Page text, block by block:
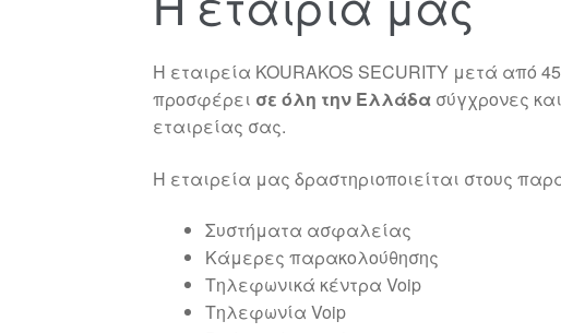
Η εταιρεία KOURAKOS SECURITY μετά από
προσφέρει σε όλη την Ελλάδα σύγχρονες
εταιρείας σας.
Η εταιρεία μας δραστηριοποιείται στους
Συστήματα ασφαλείας
Κάμερες παρακολούθησης
Τηλεφωνικά κέντρα Voip
Τηλεφωνία Voip